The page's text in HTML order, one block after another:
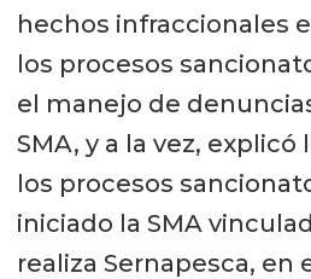
hechos infraccionales
los procesos
el manejo de
SMA, y a la vez, explicó
los procesos
iniciado la SMA
realiza Sernapesca, en